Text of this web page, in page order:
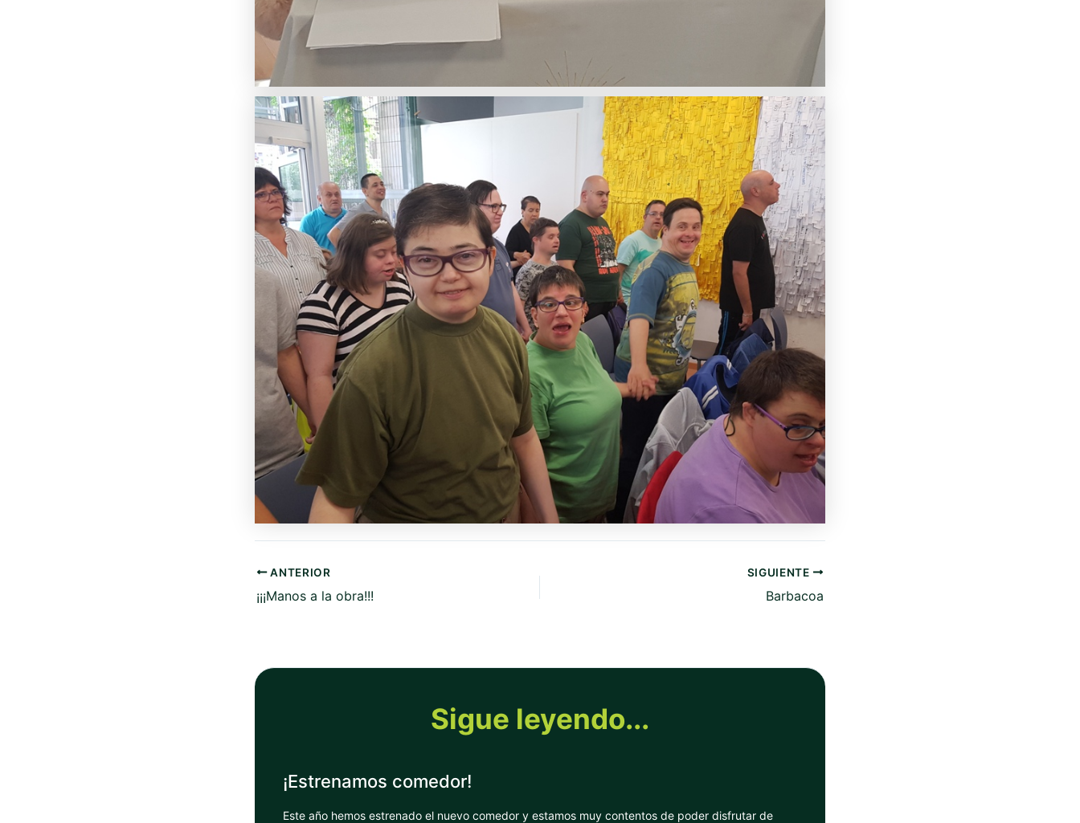
ANTERIOR
¡¡¡Manos a la obra!!!
SIGUIENTE
Barbacoa
Sigue leyendo...
¡Estrenamos comedor!
Este año hemos estrenado el nuevo comedor y estamos muy contentos de poder disfrutar de